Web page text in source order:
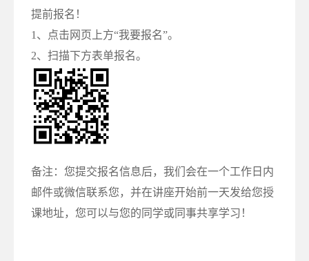
提前报名！
1、点击网页上方“我要报名”。
2、扫描下方表单报名。
备注：您提交报名信息后，我们会在一个工作日内
邮件或微信联系您，并在讲座开始前一天发给您授
课地址，您可以与您的同学或同事共享学习！